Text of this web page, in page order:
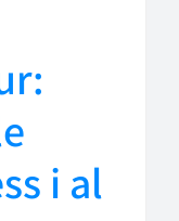
i al